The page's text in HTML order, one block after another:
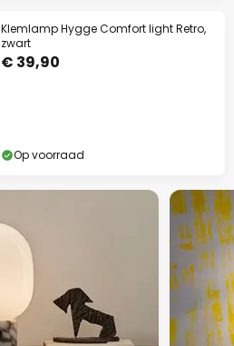
Klemlamp Hygge Comfort light Retro,
zwart
€ 39,90
Op voorraad